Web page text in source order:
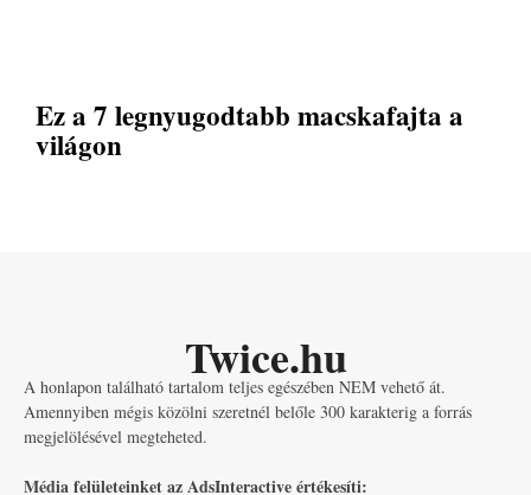
Ez a 7 legnyugodtabb macskafajta a
világon
Twice.hu
A honlapon található tartalom teljes egészében NEM vehető át.
Amennyiben mégis közölni szeretnél belőle 300 karakterig a forrás
megjelölésével megteheted.
Média felületeinket az AdsInteractive értékesíti: